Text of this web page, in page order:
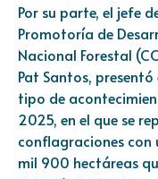
Por su parte, el jefe
Promotoría de
Nacional Forestal
Pat Santos,
tipo de
2025, en el que se
conflagraciones con
mil 900 hectáreas